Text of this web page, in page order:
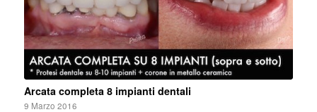
Arcata completa 8 impianti dentali
9 Marzo 2016